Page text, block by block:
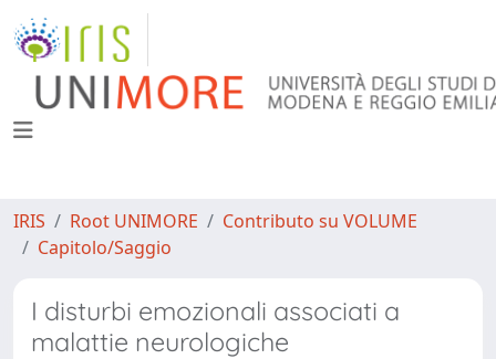
IRIS Root UNIMORE
Contributo su VOLUME
Capitolo/Saggio
I disturbi emozionali associati a
malattie neurologiche